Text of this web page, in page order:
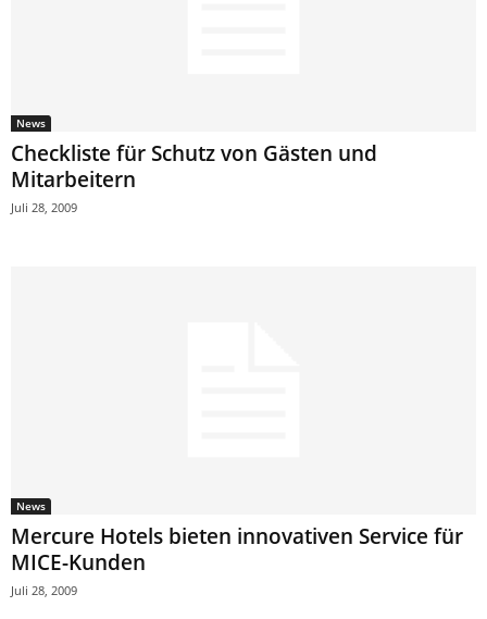
News
Checkliste für Schutz von Gästen und
Mitarbeitern
Juli 28, 2009
News
Mercure Hotels bieten innovativen Service für
MICE-Kunden
Juli 28, 2009